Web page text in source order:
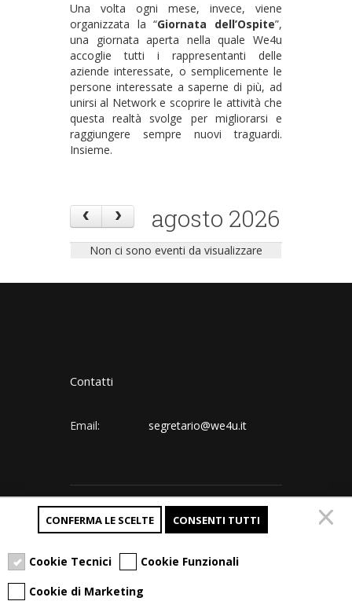
Una volta ogni mese, invece, viene
organizzata la “Giornata dell’Ospite”,
una giornata aperta nella quale We4u
accoglie tutti i rappresentanti delle
aziende interessate, o semplicemente le
persone interessate a saperne di più, ad
unirsi al Network e scoprire le attività che
questa realtà svolge per migliorarsi e
raggiungere sempre nuovi traguardi.
Insieme.
agosto 2026
Non ci sono eventi da visualizzare
Contatti
Email: segretario@we4u.it
Follow us:
CONFERMA LE SCELTE CONSENTI TUTTI
Cookie Tecnici
Cookie Funzionali
Cookie di Marketing